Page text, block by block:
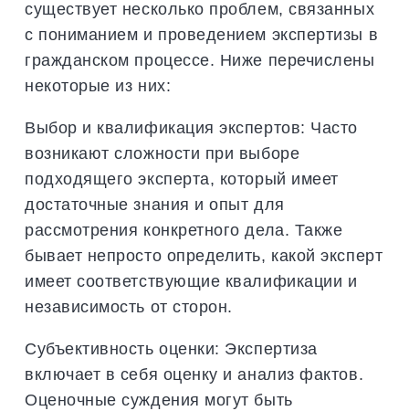
существует несколько проблем, связанных
с пониманием и проведением экспертизы в
гражданском процессе. Ниже перечислены
некоторые из них:
Выбор и квалификация экспертов: Часто
возникают сложности при выборе
подходящего эксперта, который имеет
достаточные знания и опыт для
рассмотрения конкретного дела. Также
бывает непросто определить, какой эксперт
имеет соответствующие квалификации и
независимость от сторон.
Субъективность оценки: Экспертиза
включает в себя оценку и анализ фактов.
Оценочные суждения могут быть